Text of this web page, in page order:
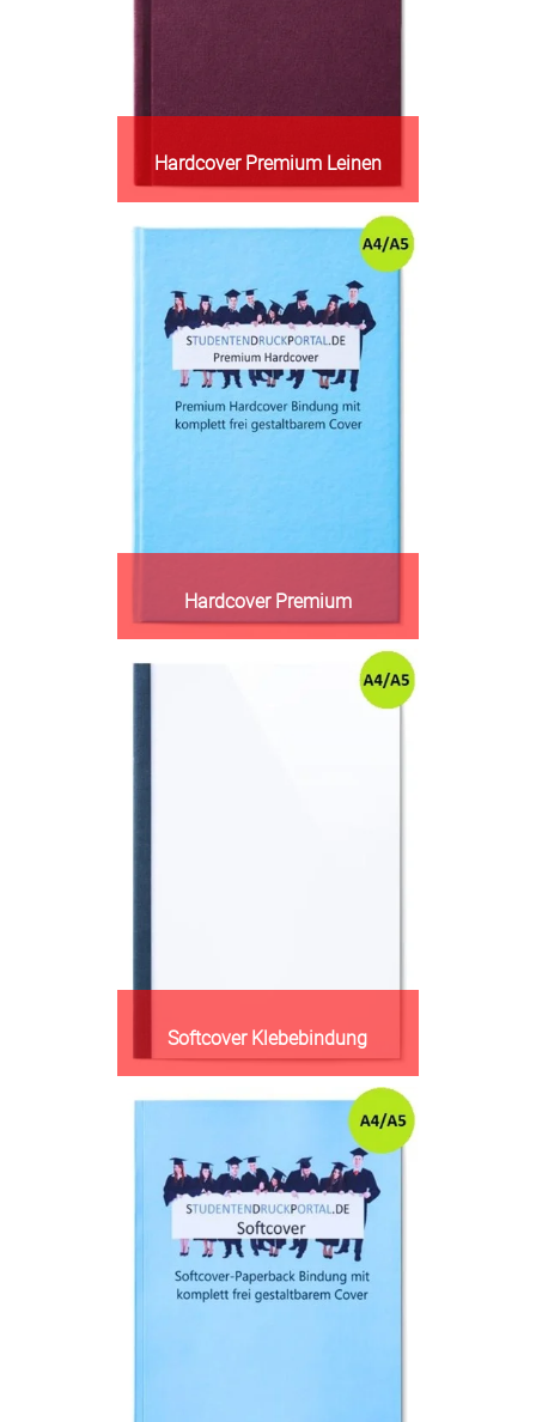
Hardcover Premium Leinen
Hardcover Premium
Softcover Klebebindung